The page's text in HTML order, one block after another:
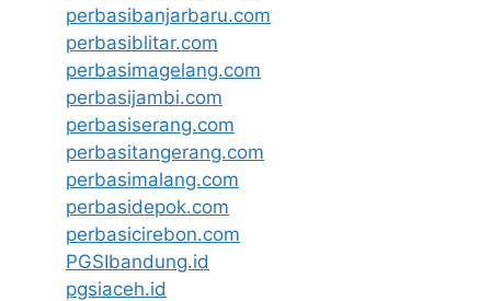
perbasibanjarbaru.com
perbasiblitar.com
perbasimagelang.com
perbasijambi.com
perbasiserang.com
perbasitangerang.com
perbasimalang.com
perbasidepok.com
perbasicirebon.com
PGSIbandung.id
pgsiaceh.id